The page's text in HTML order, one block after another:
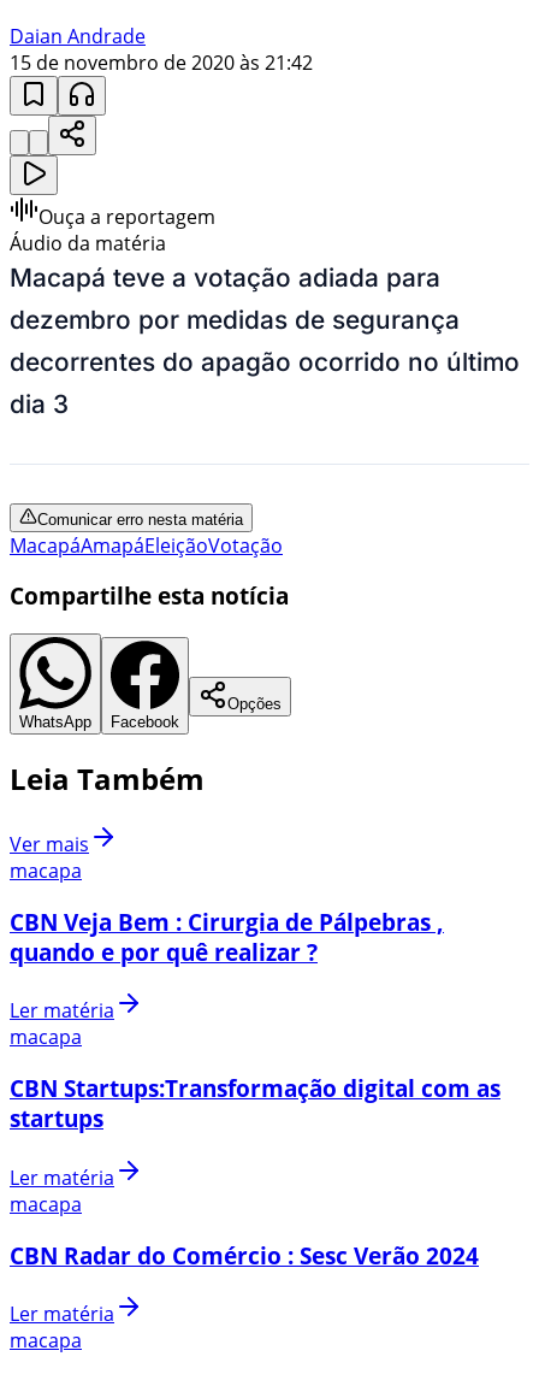
Daian Andrade
15 de novembro de 2020 às 21:42
Ouça a reportagem
Áudio da matéria
Macapá teve a votação adiada para
dezembro por medidas de segurança
decorrentes do apagão ocorrido no último
dia 3
Comunicar erro nesta matéria
MacapáAmapáEleiçãoVotação
Compartilhe esta notícia
WhatsApp Facebook
Opções
Leia Também
Ver mais
macapa
CBN Veja Bem : Cirurgia de Pálpebras ,
quando e por quê realizar ?
Ler matéria
macapa
CBN Startups:Transformação digital com as
startups
Ler matéria
macapa
CBN Radar do Comércio : Sesc Verão 2024
Ler matéria
macapa